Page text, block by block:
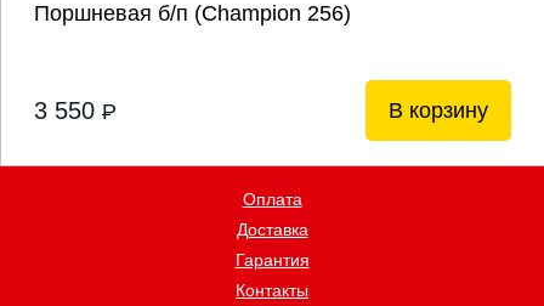
Поршневая б/п (Champion 256)
3 550 P В корзину
Оплата
Доставка
Гарантия
Контакты